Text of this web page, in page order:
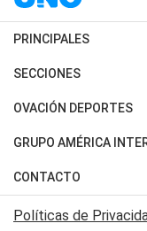
PRINCIPALES
Últimas Noticias
Política
Judiciales
Economia
SECCIONES
Horóscopo
Motores
Trucos caseros
Series y Películas
OVACIÓN DEPORTES
Fútbol
Mundial
Automovilismo
Rugby
GRUPO AMÉRICA
Canal 7 en Vivo
CONTACTO
Acerca de Nosotros
Políticas de